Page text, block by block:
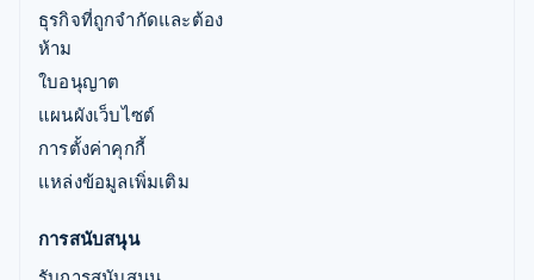
ธุรกิจที่ถูกจำกัดและต้อง
ห้าม
ใบอนุญาต
แผนผังเว็บไซต์
การตั้งค่าคุกกี้
แหล่งข้อมูลเพิ่มเติม
การสนับสนุน